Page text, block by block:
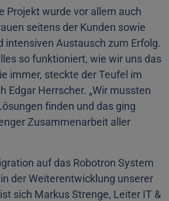
Projekt wurde vor allem auch
seitens der Kunden sowie
intensiven Austausch zum Erfolg.
so funktioniert, wie wir uns das
immer, steckte der Teufel im
Edgar Herrscher. „Wir mussten
finden und das ging
Zusammenarbeit aller
auf das Robotron System
der Weiterentwicklung unserer
sich Markus Strenge, Leiter IT &